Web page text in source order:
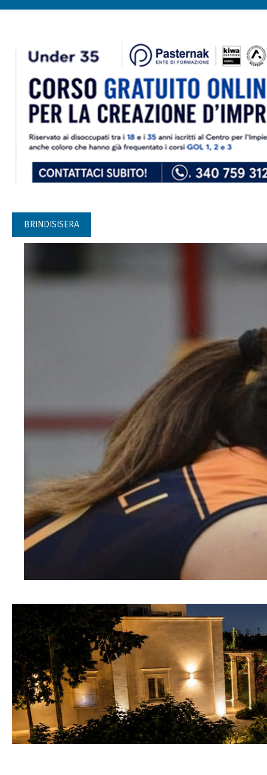
BRINDISISERA